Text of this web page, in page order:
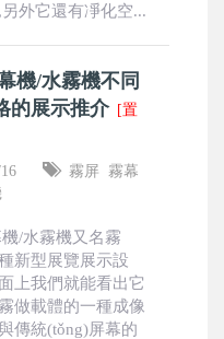
外它還有凈化空...
機/水霧機不同
的展示推介 [置
霧屏
霧幕
/水霧機又名霧
新型展覽展示設
上我們就能看出它
做載體的一種成像
與傳統(tǒng)屏幕的